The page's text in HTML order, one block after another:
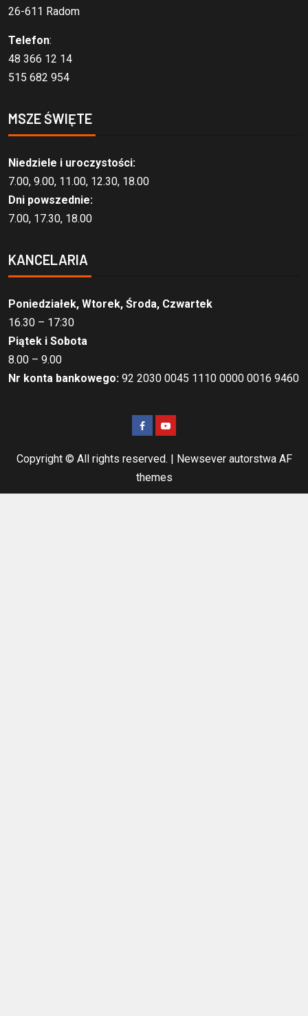
26-611 Radom
Telefon:
48 366 12 14
515 682 954
MSZE ŚWIĘTE
Niedziele i uroczystości:
7.00, 9.00, 11.00, 12.30, 18.00
Dni powszednie:
7.00, 17.30, 18.00
KANCELARIA
Poniedziałek, Wtorek, Środa, Czwartek
16.30 – 17:30
Piątek i Sobota
8.00 – 9.00
Nr konta bankowego:92 2030 0045 1110 0000 0016 9460
Copyright © All rights reserved. | Newseverautorstwa AF
themes